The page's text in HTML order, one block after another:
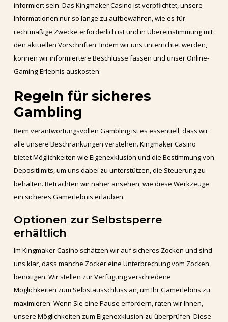
informiert sein. Das Kingmaker Casino ist verpflichtet, unsere
Informationen nur so lange zu aufbewahren, wie es für
rechtmäßige Zwecke erforderlich ist und in Übereinstimmung mit
den aktuellen Vorschriften. Indem wir uns unterrichtet werden,
können wir informiertere Beschlüsse fassen und unser Online-
Gaming-Erlebnis auskosten.
Regeln für sicheres
Gambling
Beim verantwortungsvollen Gambling ist es essentiell, dass wir
alle unsere Beschränkungen verstehen. Kingmaker Casino
bietet Möglichkeiten wie Eigenexklusion und die Bestimmung von
Depositlimits, um uns dabei zu unterstützen, die Steuerung zu
behalten. Betrachten wir näher ansehen, wie diese Werkzeuge
ein sicheres Gamerlebnis erlauben.
Optionen zur Selbstsperre
erhältlich
Im Kingmaker Casino schätzen wir auf sicheres Zocken und sind
uns klar, dass manche Zocker eine Unterbrechung vom Zocken
benötigen. Wir stellen zur Verfügung verschiedene
Möglichkeiten zum Selbstausschluss an, um Ihr Gamerlebnis zu
maximieren. Wenn Sie eine Pause erfordern, raten wir Ihnen,
unsere Möglichkeiten zum Eigenexklusion zu überprüfen. Diese